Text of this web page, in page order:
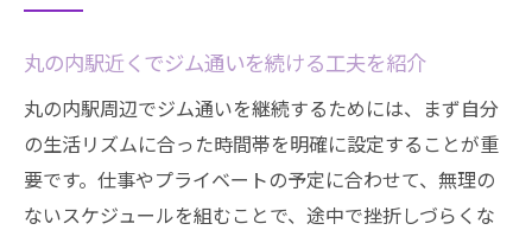
丸の内駅近くでジム通いを続ける工夫を紹介
丸の内駅周辺でジム通いを継続するためには、まず自分
の生活リズムに合った時間帯を明確に設定することが重
要です。仕事やプライベートの予定に合わせて、無理の
ないスケジュールを組むことで、途中で挫折しづらくな